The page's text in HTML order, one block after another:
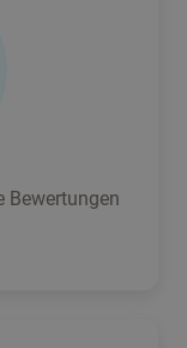
Bewertungen